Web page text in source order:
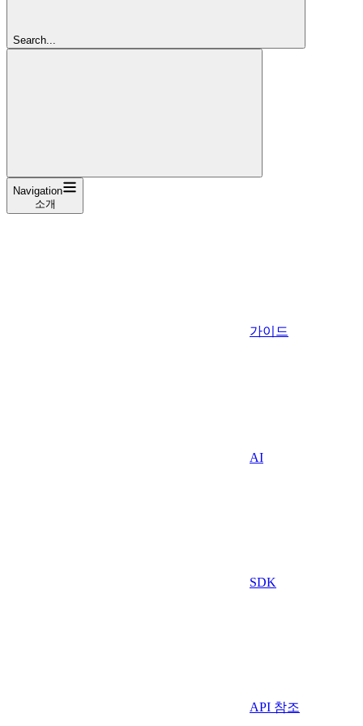
Search...
Navigation
소개
가이드
AI
SDK
API 참조